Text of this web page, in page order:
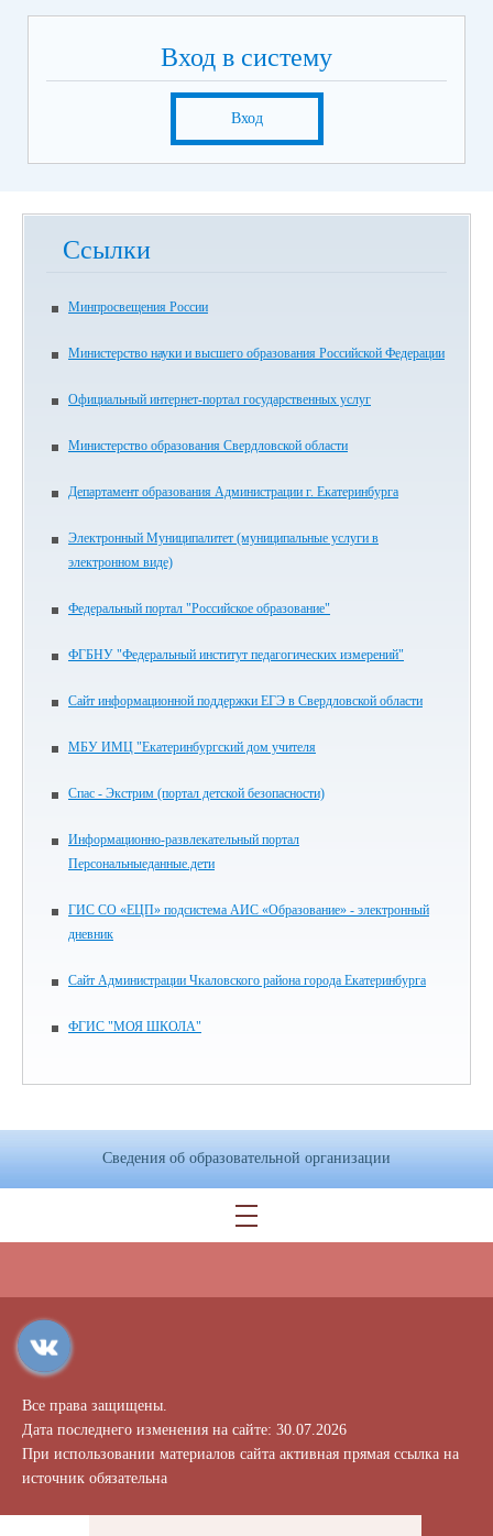
Вход в систему
Вход
Ссылки
Минпросвещения России
Министерство науки и высшего образования Российской Федерации
Официальный интернет-портал государственных услуг
Министерство образования Свердловской области
Департамент образования Администрации г. Екатеринбурга
Электронный Муниципалитет (муниципальные услуги в
электронном виде)
Федеральный портал "Российское образование"
ФГБНУ "Федеральный институт педагогических измерений"
Сайт информационной поддержки ЕГЭ в Свердловской области
МБУ ИМЦ "Екатеринбургский дом учителя
Спас - Экстрим (портал детской безопасности)
Информационно-развлекательный портал
Персональныеданные.дети
ГИС СО «ЕЦП» подсистема АИС «Образование» - электронный
дневник
Сайт Администрации Чкаловского района города Екатеринбурга
ФГИС "МОЯ ШКОЛА"
Сведения об образовательной организации
Все права защищены.
Дата последнего изменения на сайте: 30.07.2026
При использовании материалов сайта активная прямая ссылка на
источник обязательна